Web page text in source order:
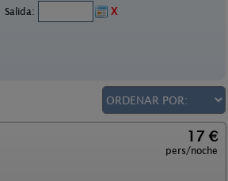
Salida:
X
17 €
pers/noche